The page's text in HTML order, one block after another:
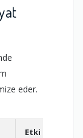
eder.
Etki